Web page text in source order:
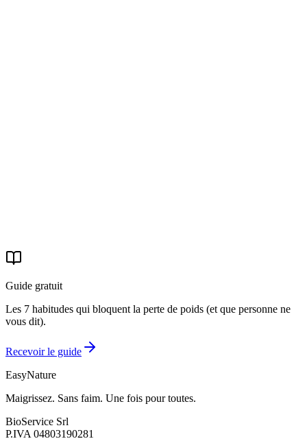
Guide gratuit
Les 7 habitudes qui bloquent la perte de poids (et que personne ne
vous dit).
Recevoir le guide
EasyNature
Maigrissez. Sans faim. Une fois pour toutes.
BioService Srl
P.IVA 04803190281